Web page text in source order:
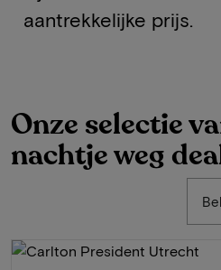
aantrekkelijke prijs.
Onze selectie
nachtje weg